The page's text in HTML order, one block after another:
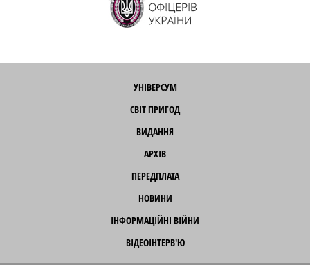
УНІВЕРСУМ
СВІТ ПРИГОД
ВИДАННЯ
АРХІВ
ПЕРЕДПЛАТА
НОВИНИ
ІНФОРМАЦІЙНІ ВІЙНИ
ВІДЕОІНТЕРВ'Ю